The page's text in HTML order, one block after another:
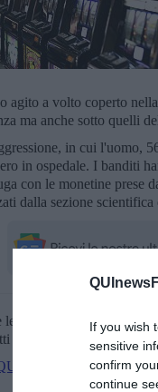
If you wish
sensitive
confirm
continue
agito a volto coperto
ma anche sotto quelli
in cui l'uomo,
in ospedale. I banditi
con le monetine prese
dalla sezione
le notizie principali della
i giorni alle 20:00